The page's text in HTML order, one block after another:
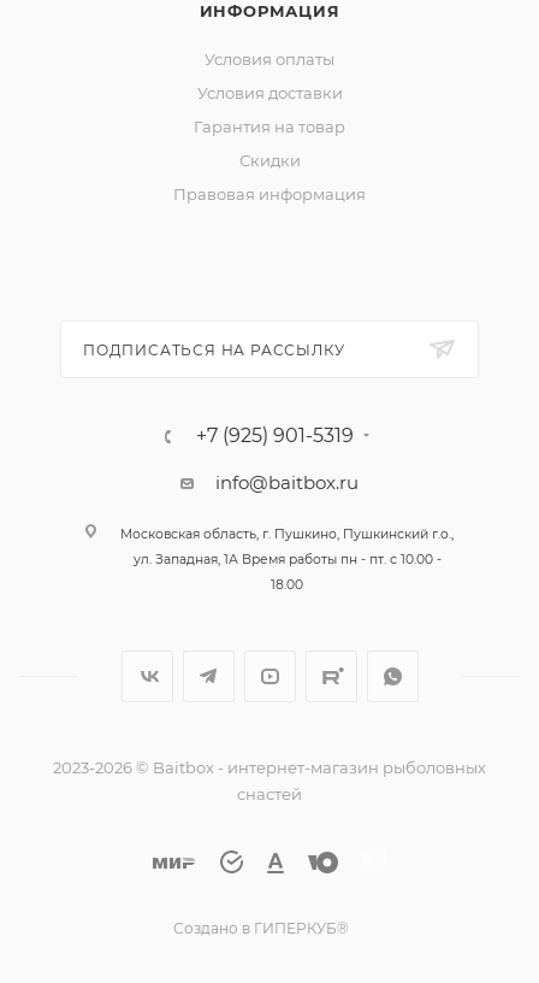
ИНФОРМАЦИЯ
Условия оплаты
Условия доставки
Гарантия на товар
Скидки
Правовая информация
ПОДПИСАТЬСЯ НА РАССЫЛКУ
+7 (925) 901-5319
info@baitbox.ru
Московская область, г. Пушкино, Пушкинский г.о.,
ул. Западная, 1А Время работы пн - пт. с 10.00 -
18.00
2023-2026 © Baitbox - интернет-магазин рыболовных
снастей
Создано в ГИПЕРКУБ®